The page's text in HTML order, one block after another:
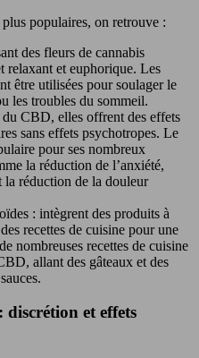
populaires, on retrouve :
des fleurs de cannabis
relaxant et euphorique. Les
être utilisées pour soulager le
les troubles du sommeil.
CBD, elles offrent des effets
sans effets psychotropes. Le
pour ses nombreux
la réduction de l’anxiété,
la réduction de la douleur
: intègrent des produits à
recettes de cuisine pour une
nombreuses recettes de cuisine
allant des gâteaux et des
discrétion et effets